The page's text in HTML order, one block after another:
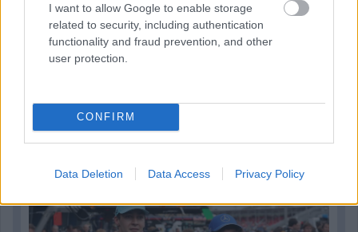
I want to allow Google to enable storage
related to security, including authentication
functionality and fraud prevention, and other
user protection.
CONFIRM
Data Deletion Data Access Privacy Policy
1 napja